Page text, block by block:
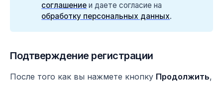
соглашение и даете согласие на
обработку персональных данных.
Подтверждение регистрации
После того как вы нажмете кнопку Продолжить,